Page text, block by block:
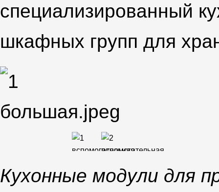
специализированный
шкафных групп для
Кухонные модули для